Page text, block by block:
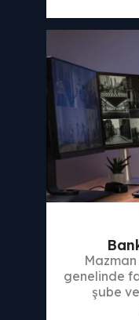
genelinde
şube